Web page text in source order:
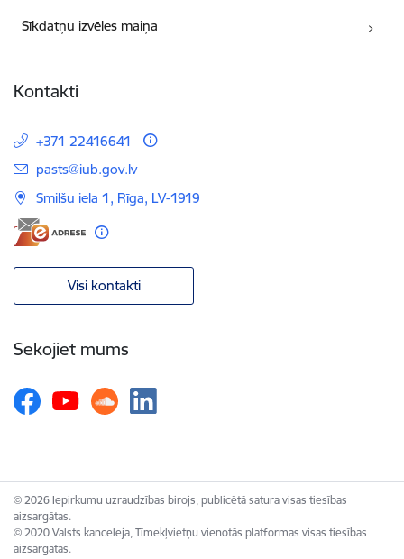
Sīkdatņu izvēles maiņa
Kontakti
+371 22416641
E-pasts:
pasts@iub.gov.lv
Smilšu iela 1, Rīga, LV-1919
Visi kontakti
Sekojiet mums
© 2026 Iepirkumu uzraudzības birojs, publicētā satura visas tiesības
aizsargātas.
© 2020 Valsts kanceleja, Tīmekļvietņu vienotās platformas visas tiesības
aizsargātas.